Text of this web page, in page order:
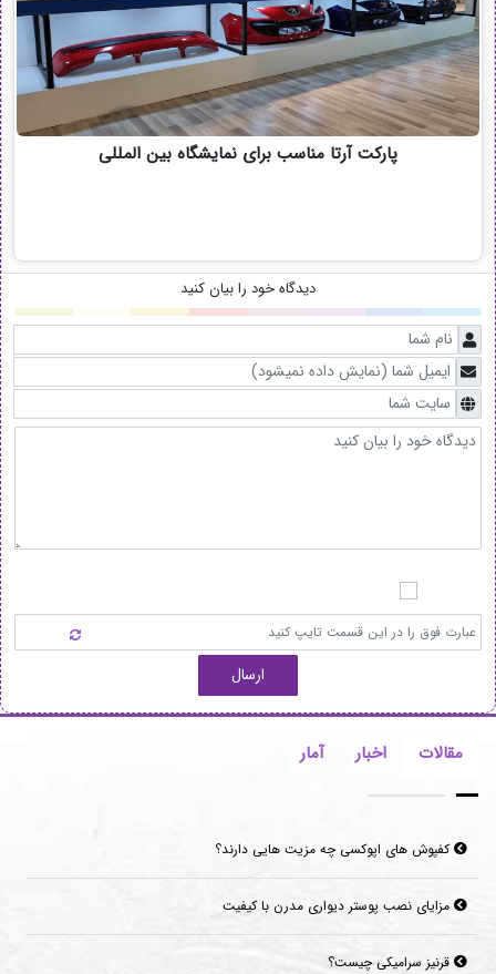
پارکت آرتا مناسب برای نمایشگاه بین المللی
دیدگاه خود را بیان کنید
ارسال
مقالات اخبار آمار
کفپوش های اپوکسی چه مزیت هایی دارند؟
مزایای نصب پوستر دیواری مدرن با کیفیت
قرنیز سرامیکی چیست؟